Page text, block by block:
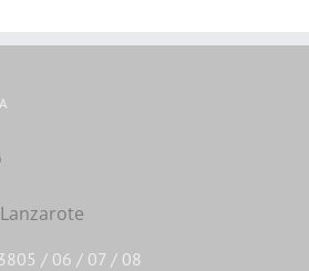
/ 06 / 07 / 08